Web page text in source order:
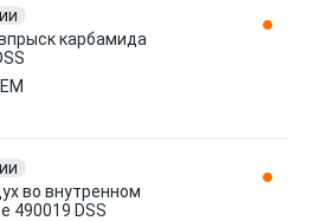
карбамида
во внутренном
490019 DSS